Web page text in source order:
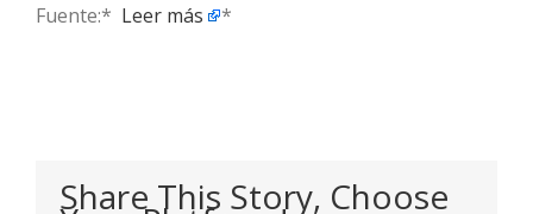
Fuente:* ​ Leer más *
Share This Story, Choose